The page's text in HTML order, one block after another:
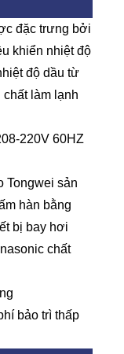
đặc trưng bởi
khiển nhiệt độ
độ dầu từ
làm lạnh
220V 60HZ
Tongwei sản
hàn bằng
bị bay hơi
chất
bảo trì thấp